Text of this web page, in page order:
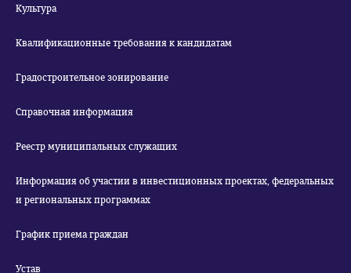
Культура
Квалификационные требования к кандидатам
Градостроительное зонирование
Справочная информация
Реестр муниципальных служащих
Информация об участии в инвестиционных проектах, федеральных
и региональных программах
График приема граждан
Устав